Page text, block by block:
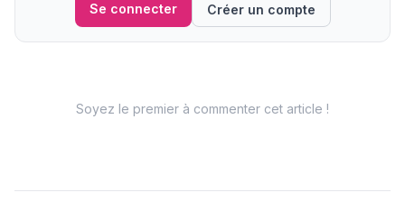
Se connecter Créer un compte
Soyez le premier à commenter cet article !